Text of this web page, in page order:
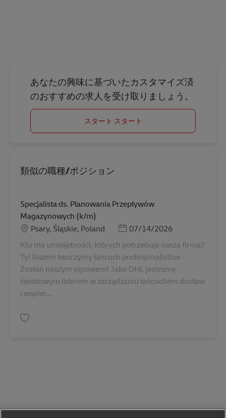
あなたの興味に基づいたカスタマイズ済
のおすすめの求人を受け取りましょう。
スタート スタート
類似の職種/ポジション
Specjalista ds. Planowania Przepływów
Magazynowych (k/m)
勤務地
Psary, Śląskie, Poland Posted Date
07/14/2026
Kto ma umiejętności, których potrzebuje nasza firma?
Ty! Razem tworzymy łańcuch profesjonalistów -
Zostań naszym ogniwem! Jako DHL jesteśmy
światowym liderem w zarządzaniu łańcuchem dostaw
i wspier...